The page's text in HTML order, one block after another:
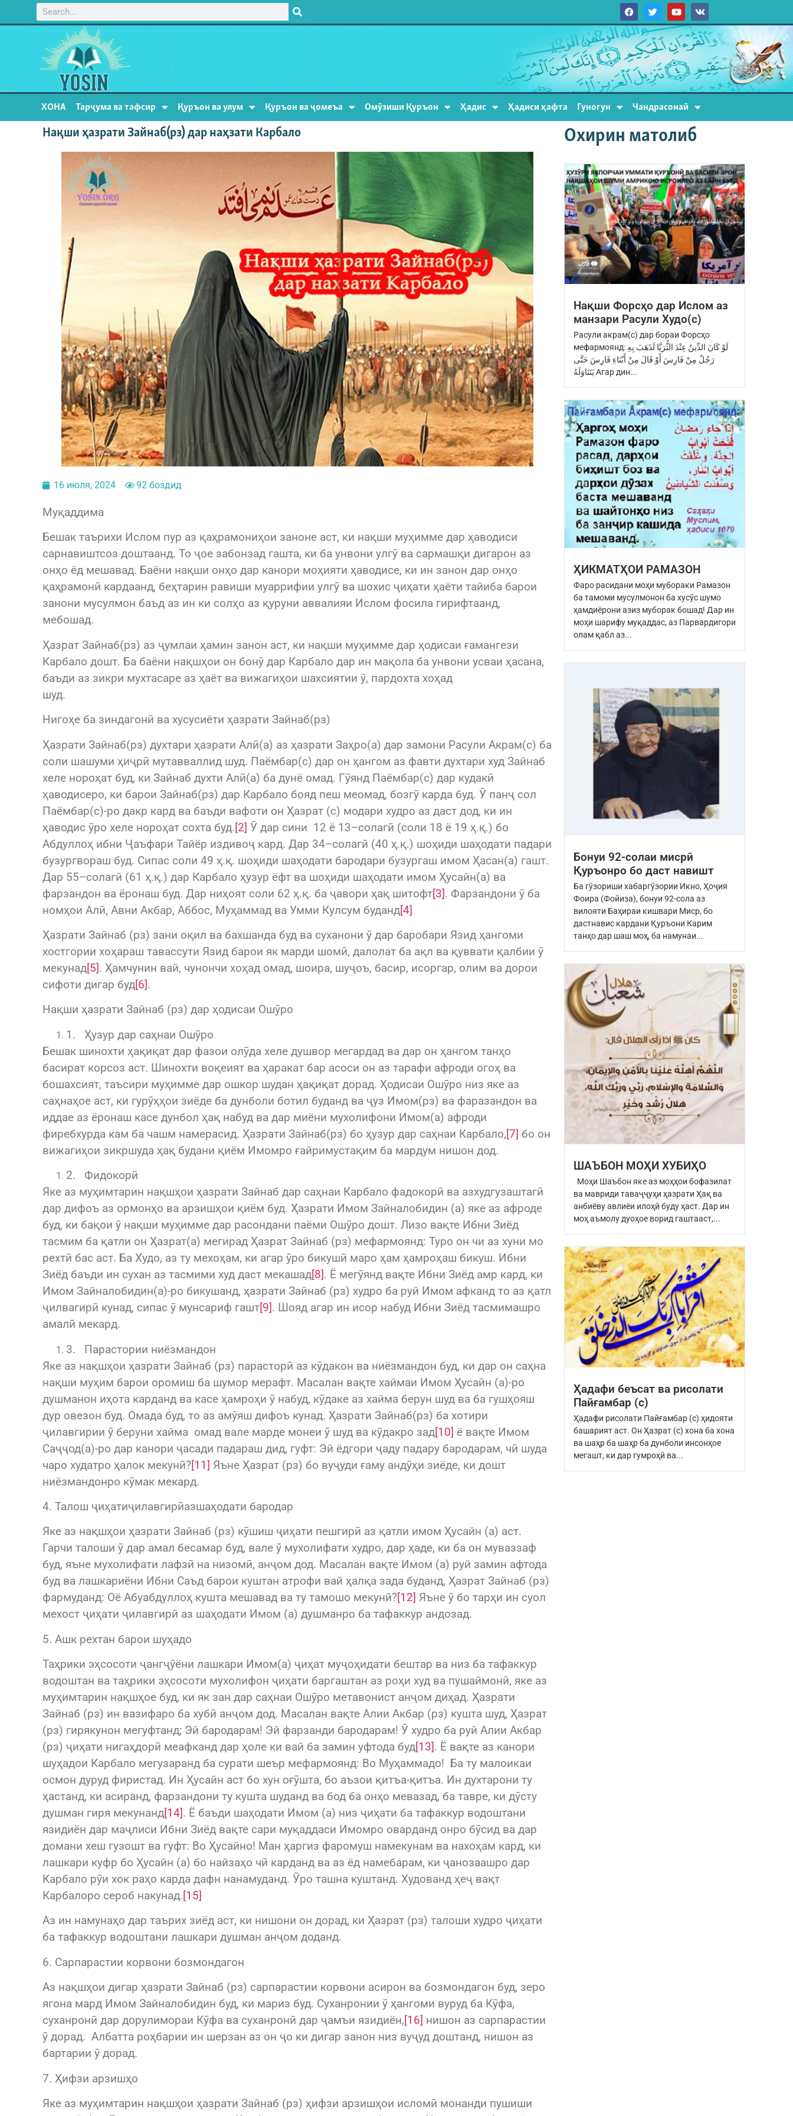
ХОНА Тарҷума ва тафсир Қуръон ва улум Қуръон ва ҷомеъа Омӯзиши Қуръон Ҳадис Ҳадиси ҳафта Гуногун Чандрасонаӣ
Нақши ҳазрати Зайнаб(рз) дар наҳзати Карбало
16 июля, 2024 92 боздид
Муқаддима
Бешак таърихи Ислом пур аз қаҳрамониҳои заноне аст, ки нақши муҳимме дар ҳаводиси
сарнавиштсоз доштаанд. То ҷое забонзад гашта, ки ба унвони улгӯ ва сармашқи дигарон аз
онҳо ёд мешавад. Баёни нақши онҳо дар канори моҳияти ҳаводисе, ки ин занон дар онҳо
қаҳрамонӣ кардаанд, беҳтарин равиши муаррифии улгӯ ва шохис ҷиҳати ҳаёти тайиба барои
занони мусулмон баъд аз ин ки солҳо аз қуруни аввалияи Ислом фосила гирифтаанд,
мебошад.
Ҳазрат Зайнаб(рз) аз ҷумлаи ҳамин занон аст, ки нақши муҳимме дар ҳодисаи ғамангези
Карбало дошт. Ба баёни нақшҳои он бонӯ дар Карбало дар ин мақола ба унвони усваи ҳасана,
баъди аз зикри мухтасаре аз ҳаёт ва вижагиҳои шахсиятии ӯ, пардохта хоҳад
шуд.
Нигоҳе ба зиндагонӣ ва хусусиёти ҳазрати Зайнаб(рз)
Ҳазрати Зайнаб(рз) духтари ҳазрати Алӣ(а) аз ҳазрати Заҳро(а) дар замони Расули Акрам(с) ба
соли шашуми ҳиҷрӣ мутавваллид шуд. Паёмбар(с) дар он ҳангом аз фавти духтари худ Зайнаб
хеле нороҳат буд, ки Зайнаб духти Алӣ(а) ба дунё омад. Гӯянд Паёмбар(с) дар кудакӣ
ҳаводисеро, ки барои Зайнаб(рз) дар Карбало бояд пеш меомад, бозгӯ карда буд. Ӯ панҷ сол
Паёмбар(с)-ро дакр кард ва баъди вафоти он Ҳазрат (с) модари худро аз даст дод, ки ин
ҳаводис ӯро хеле нороҳат сохта буд.[2] Ӯ дар сини 12 ё 13–солагӣ (соли 18 ё 19 ҳ.қ.) бо
Абдуллоҳ ибни Ҷаъфари Тайёр издивоҷ кард. Дар 34–солагӣ (40 ҳ.қ.) шоҳиди шаҳодати падари
бузургвораш буд. Сипас соли 49 ҳ.қ. шоҳиди шаҳодати бародари бузургаш имом Ҳасан(а) гашт.
Дар 55–солагӣ (61 ҳ.қ.) дар Карбало ҳузур ёфт ва шоҳиди шаҳодати имом Ҳусайн(а) ва
фарзандон ва ёронаш буд. Дар ниҳоят соли 62 ҳ.қ. ба ҷавори ҳақ шитофт[3]. Фарзандони ӯ ба
номҳои Алӣ, Авни Акбар, Аббос, Муҳаммад ва Умми Кулсум буданд[4]
Ҳазрати Зайнаб (рз) зани оқил ва бахшанда буд ва суханони ӯ дар баробари Язид ҳангоми
хостгории хоҳараш тавассути Язид барои як марди шомӣ, далолат ба ақл ва қуввати қалбии ӯ
мекунад[5]. Ҳамчунин вай, чунончи хоҳад омад, шоира, шуҷоъ, басир, исоргар, олим ва дорои
сифоти дигар буд[6].
Нақши ҳазрати Зайнаб (рз) дар ҳодисаи Ошӯро
1. Ҳузур дар саҳнаи Ошӯро
Бешак шинохти ҳақиқат дар фазои олӯда хеле душвор мегардад ва дар он ҳангом танҳо
басират корсоз аст. Шинохти воқеият ва ҳаракат бар асоси он аз тарафи афроди огоҳ ва
бошахсият, таъсири муҳимме дар ошкор шудан ҳақиқат дорад. Ҳодисаи Ошӯро низ яке аз
саҳнаҳое аст, ки гурӯҳҳои зиёде ба дунболи ботил буданд ва ҷуз Имом(рз) ва фаразандон ва
иддае аз ёронаш касе дунбол ҳақ набуд ва дар миёни мухолифони Имом(а) афроди
фиребхурда кам ба чашм намерасид. Ҳазрати Зайнаб(рз) бо ҳузур дар саҳнаи Карбало,[7] бо он
вижагиҳои зикршуда ҳақ будани қиём Имомро ғайримустақим ба мардум нишон дод.
2. Фидокорӣ
Яке аз муҳимтарин нақшҳои ҳазрати Зайнаб дар саҳнаи Карбало фадокорӣ ва азхудгузаштагӣ
дар дифоъ аз ормонҳо ва арзишҳои қиём буд. Ҳазрати Имом Зайналобидин (а) яке аз афроде
буд, ки бақои ӯ нақши муҳимме дар расондани паёми Ошӯро дошт. Лизо вақте Ибни Зиёд
тасмим ба қатли он Ҳазрат(а) мегирад Ҳазрат Зайнаб (рз) мефармоянд: Туро он чи аз хуни мо
рехтӣ бас аст. Ба Худо, аз ту мехоҳам, ки агар ӯро бикушӣ маро ҳам ҳамроҳаш бикуш. Ибни
Зиёд баъди ин сухан аз тасмими худ даст мекашад[8]. Ё мегӯянд вақте Ибни Зиёд амр кард, ки
Имом Зайналобидин(а)-ро бикушанд, ҳазрати Зайнаб (рз) худро ба руй Имом афканд то аз қатл
ҷилвагирӣ кунад, сипас ӯ мунсариф гашт[9]. Шояд агар ин исор набуд Ибни Зиёд тасмимашро
амалӣ мекард.
3. Парастории ниёзмандон
Яке аз нақшҳои ҳазрати Зайнаб (рз) парасторӣ аз кӯдакон ва ниёзмандон буд, ки дар он саҳна
нақши муҳим барои оромиш ба шумор мерафт. Масалан вақте хаймаи Имом Ҳусайн (а)-ро
душманон иҳота карданд ва касе ҳамроҳи ӯ набуд, кӯдаке аз хайма берун шуд ва ба гушҳояш
дур овезон буд. Омада буд, то аз амӯяш дифоъ кунад. Ҳазрати Зайнаб(рз) ба хотири
ҷилавгирии ӯ беруни хайма омад вале марде монеи ӯ шуд ва кӯдакро зад[10] ё вақте Имом
Саҷҷод(а)-ро дар канори ҷасади падараш дид, гуфт: Эй ёдгори ҷаду падару бародарам, чӣ шуда
чаро худатро ҳалок мекунӣ?[11] Яъне Ҳазрат (рз) бо вуҷуди ғаму андӯҳи зиёде, ки дошт
ниёзмандонро кӯмак мекард.
4. Талош ҷиҳатиҷилавгирӣазшаҳодати бародар
Яке аз нақшҳои ҳазрати Зайнаб (рз) кӯшиш ҷиҳати пешгирӣ аз қатли имом Ҳусайн (а) аст.
Гарчи талоши ӯ дар амал бесамар буд, вале ӯ мухолифати худро, дар ҳаде, ки ба он муваззаф
буд, яъне мухолифати лафзӣ на низомӣ, анҷом дод. Масалан вақте Имом (а) руй замин афтода
буд ва лашкариёни Ибни Саъд барои куштан атрофи вай ҳалқа зада буданд, Ҳазрат Зайнаб (рз)
фармуданд: Оё Абуабдуллоҳ кушта мешавад ва ту тамошо мекунӣ?[12] Яъне ӯ бо тарҳи ин суол
мехост ҷиҳати ҷилавгирӣ аз шаҳодати Имом (а) душманро ба тафаккур андозад.
5. Ашк рехтан барои шуҳадо
Таҳрики эҳсосоти ҷангҷӯёни лашкари Имом(а) ҷиҳат муҷоҳидати бештар ва низ ба тафаккур
водоштан ва таҳрики эҳсосоти мухолифон ҷиҳати баргаштан аз роҳи худ ва пушаймонӣ, яке аз
муҳимтарин нақшҳое буд, ки як зан дар саҳнаи Ошӯро метавонист анҷом диҳад. Ҳазрати
Зайнаб (рз) ин вазифаро ба хубӣ анҷом дод. Масалан вақте Алии Акбар (рз) кушта шуд, Ҳазрат
(рз) гирякунон мегуфтанд; Эй бародарам! Эй фарзанди бародарам! Ӯ худро ба руй Алии Акбар
(рз) ҷиҳати нигаҳдорӣ меафканд дар ҳоле ки вай ба замин уфтода буд[13]. Ё вақте аз канори
шуҳадои Карбало мегузаранд ба сурати шеър мефармоянд: Во Муҳаммадо! Ба ту малоикаи
осмон дуруд фиристад. Ин Ҳусайн аст бо хун оғӯшта, бо аъзои қитъа-қитъа. Ин духтарони ту
ҳастанд, ки асиранд, фарзандони ту кушта шуданд ва бод ба онҳо мевазад, ба тавре, ки дӯсту
душман гиря мекунанд[14]. Ё баъди шаҳодати Имом (а) низ ҷиҳати ба тафаккур водоштани
язидиён дар маҷлиси Ибни Зиёд вақте сари муқаддаси Имомро оварданд онро бӯсид ва дар
домани хеш гузошт ва гуфт: Во Ҳусайно! Ман ҳаргиз фаромуш намекунам ва нахоҳам кард, ки
лашкари куфр бо Ҳусайн (а) бо найзаҳо чӣ карданд ва аз ёд намебарам, ки ҷанозаашро дар
Карбало рӯи хок раҳо карда дафн нанамуданд. Ӯро ташна куштанд. Худованд ҳеҷ вақт
Карбалоро сероб накунад.[15]
Аз ин намунаҳо дар таърих зиёд аст, ки нишони он дорад, ки Ҳазрат (рз) талоши худро ҷиҳати
ба тафаккур водоштани лашкари душман анҷом доданд.
6. Сарпарастии корвони бозмондагон
Аз нақшҳои дигар ҳазрати Зайнаб (рз) сарпарастии корвони асирон ва бозмондагон буд, зеро
ягона мард Имом Зайналобидин буд, ки мариз буд. Суханронии ӯ ҳангоми вуруд ба Кӯфа,
суханронӣ дар дорулимораи Кӯфа ва суханронӣ дар ҷамъи язидиён,[16] нишон аз сарпарастии
ӯ дорад. Албатта роҳбарии ин шерзан аз он ҷо ки дигар занон низ вуҷуд доштанд, нишон аз
бартарии ӯ дорад.
7. Ҳифзи арзишҳо
Яке аз муҳимтарин нақшҳои ҳазрати Зайнаб (рз) ҳифзи арзишҳои исломӣ монанди пушиши
Охирин матолиб
Нақши Форсҳо дар Ислом аз
манзари Расули Худо(с)
Расули акрам(с) дар бораи Форсҳо
мефармоянд: ‏لَوْ كَانَ الدِّينُ عِنْدَ ‏الثُّرَيَّا‏ ‏لَذَهَبَ بِهِ
رَجُلٌ مِنْ فَارِسَ ‏أَوْ قَالَ مِنْ أَبْنَاءِ فَارِسَ ‏حَتَّى
يَتَنَاوَلَهُ Агар дин...
ҲИКМАТҲОИ РАМАЗОН
Фаро расидани моҳи мубораки Рамазон
ба тамоми мусулмонон ба хусӯс шумо
ҳамдиёрони азиз муборак бошад! Дар ин
моҳи шарифу муқаддас, аз Парвардигори
олам қабл аз...
Бонуи 92-солаи мисрӣ
Қуръонро бо даст навишт
Ба гӯзориши хабаргӯзории Икно, Ҳоҷия
Фоира (Фойиза), бонуи 92-сола аз
вилояти Баҳираи кишвари Миср, бо
дастнавис кардани Қуръони Карим
танҳо дар шаш моҳ, ба намунаи...
ШАЪБОН МОҲИ ХУБИҲО
Моҳи Шаъбон яке аз моҳҳои бофазилат
ва мавриди таваҷҷуҳи ҳазрати Ҳақ ва
анбиёву авлиёи илоҳӣ буду ҳаст. Дар ин
моҳ аъмолу дуоҳое ворид гаштааст,...
Ҳадафи беъсат ва рисолати
Пайғамбар (с)
Ҳадафи рисолати Пайғамбар (с) ҳидояти
башарият аст. Он Ҳазрат (с) хона ба хона
ва шаҳр ба шаҳр ба дунболи инсонҳое
мегашт, ки дар гумроҳӣ ва...